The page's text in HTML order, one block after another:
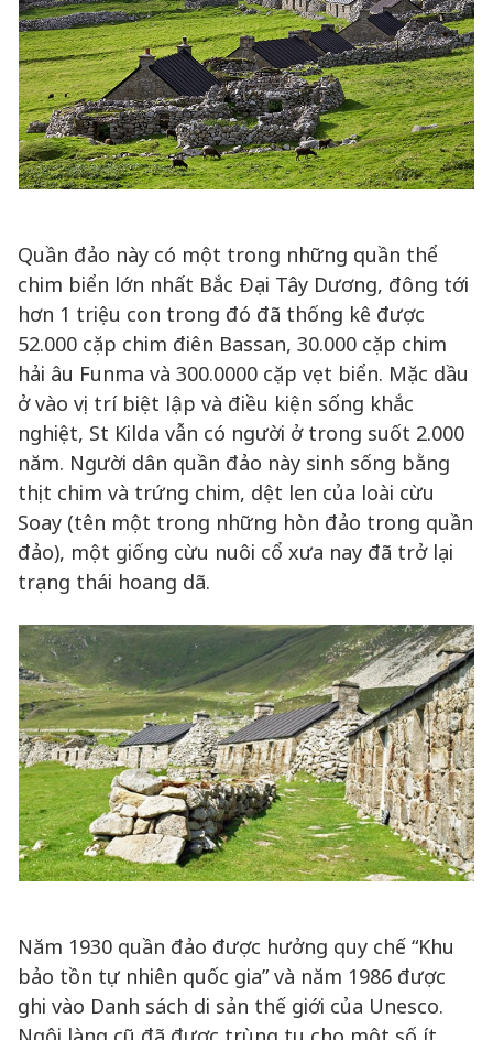
Quần đảo này có một trong những quần thể
chim biển lớn nhất Bắc Đại Tây Dương, đông tới
hơn 1 triệu con trong đó đã thống kê được
52.000 cặp chim điên Bassan, 30.000 cặp chim
hải âu Funma và 300.0000 cặp vẹt biển. Mặc dầu
ở vào vị trí biệt lập và điều kiện sống khắc
nghiệt, St Kilda vẫn có người ở trong suốt 2.000
năm. Người dân quần đảo này sinh sống bằng
thịt chim và trứng chim, dệt len của loài cừu
Soay (tên một trong những hòn đảo trong quần
đảo), một giống cừu nuôi cổ xưa nay đã trở lại
trạng thái hoang dã.
Năm 1930 quần đảo được hưởng quy chế “Khu
bảo tồn tự nhiên quốc gia” và năm 1986 được
ghi vào Danh sách di sản thế giới của Unesco.